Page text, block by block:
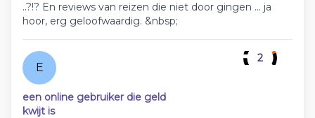
..?!? En reviews van reizen die niet door gingen ... ja
hoor, erg geloofwaardig. &nbsp;
E
een online gebruiker die geld
kwijt is
2